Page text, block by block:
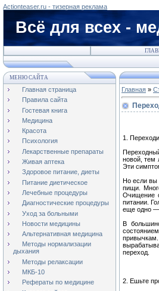
Actionteaser.ru - тизерная реклама
Всё для всех -
МЕНЮ САЙТА
Главная страница
Правила сайта
Гостевая книга
Медицина
Красота
Психология
Лекарственные препараты
Живая аптека
Здоровое питание, диеты
Питание диетическое
Лечебные процедуры
Диагностические процедуры
Уход за больными
Новости медицины
Альтернативная медицина
Методы нормализации
дыхания
Методы релаксации
МКБ-10
Рефераты по медицине
Главная »
1.
новой, тем
Эти
Но если вы
пищи.
Очищение
питании.
еще одно —
В
переход.
2. Ешьте